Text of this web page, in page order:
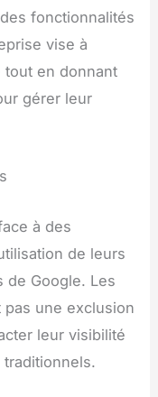
fonctionnalités
vise à
tout en donnant
gérer leur
à des
de leurs
de Google. Les
une exclusion
leur visibilité